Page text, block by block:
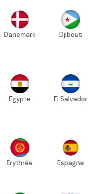
Danemark Djibouti
Egypte El Salvador
Erythrée Espagne